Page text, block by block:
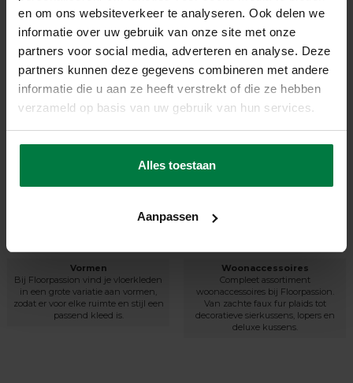
en om ons websiteverkeer te analyseren. Ook delen we
informatie over uw gebruik van onze site met onze
partners voor social media, adverteren en analyse. Deze
partners kunnen deze gegevens combineren met andere
informatie die u aan ze heeft verstrekt of die ze hebben
verzameld op basis van uw gebruik van hun services.
Alles toestaan
Aanpassen
Ben je op zoek naar een vloerkleed
jouw uitgekozen vloerkleed t in een
specifieke maat laten maken. Kies
volledig zelf de maat met de
handige maatmodule.
Vormen
Bij Floorpassion vind je vloerkleden
in een grote variatie aan vormen,
zodat er voor elke ruimte en stijl een
passend kleed is.
Woonaccessoires
Compleet assortiment
woonaccessoires bij Floorpassion.
Van zachte faux fur plaids tot
decoratieve sierkussens, lopers en
deluxe kussens.